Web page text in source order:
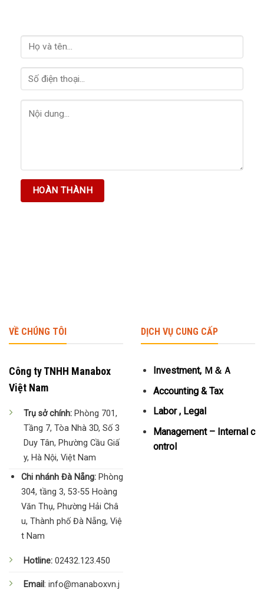
VỀ CHÚNG TÔI
Công ty TNHH Manabox
Việt Nam
Trụ sở chính: Phòng 701,
Tầng 7, Tòa Nhà 3D, Số 3
Duy Tân, Phường Cầu Giấ
y, Hà Nội, Việt Nam
Chi nhánh Đà Nẵng:Phòng
304, tầng 3, 53-55 Hoàng
Văn Thụ, Phường Hải Châ
u, Thành phố Đà Nẵng, Việ
t Nam
Hotline: 02432.123.450
Email: info@manaboxvn.j
DỊCH VỤ CUNG CẤP
Investment, Ｍ＆Ａ
Accounting & Tax
Labor , Legal
Management – Internal c
ontrol